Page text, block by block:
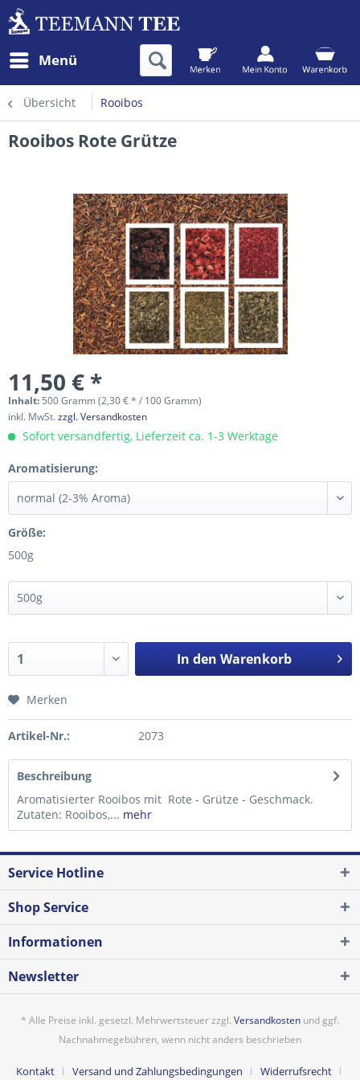
Menü
Übersicht Rooibos
Rooibos Rote Grütze
11,50 € *
Inhalt: 500 Gramm (2,30 € * / 100 Gramm)
inkl. MwSt.zzgl. Versandkosten
Sofort versandfertig, Lieferzeit ca. 1-3 Werktage
Aromatisierung:
Größe:
500g
In den Warenkorb
Merken
Artikel-Nr.: 2073
Beschreibung
Aromatisierter Rooibos mit Rote - Grütze - Geschmack.
Zutaten: Rooibos,... mehr
Service Hotline
Shop Service
Informationen
Newsletter
* Alle Preise inkl. gesetzl. Mehrwertsteuer zzgl. Versandkosten und ggf.
Nachnahmegebühren, wenn nicht anders beschrieben
Kontakt Versand und Zahlungsbedingungen Widerrufsrecht